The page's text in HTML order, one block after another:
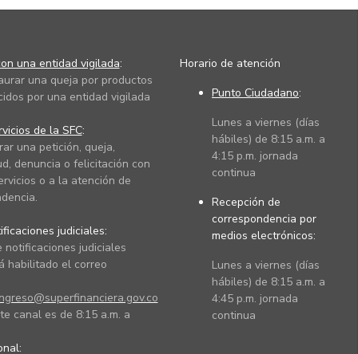
una entidad vigilada:
una queja por productos
por una entidad vigilada
de la SFC:
una petición, queja,
denuncia o felicitación con
o a la atención de
judiciales:
notificaciones judiciales
habilitado el correo
canal es de 8:15 a.m. a
Horario de atención
Punto Ciudadano:
Lunes a viernes (días
hábiles) de 8:15 a.m. a
4:15 p.m. jornada
continua
Recepción de
correspondencia por
medios electrónicos:
Lunes a viernes (días
hábiles) de 8:15 a.m. a
4:45 p.m. jornada
continua